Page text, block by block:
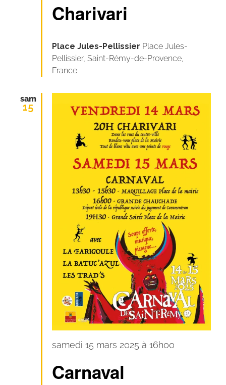
Charivari
Place Jules-Pellissier Place Jules-
Pellissier, Saint-Rémy-de-Provence,
France
sam
15
Carnaval
samedi 15 mars 2025 à 16h00